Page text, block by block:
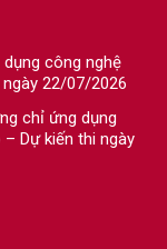
công nghệ
22/07/2026
chỉ ứng dụng
Dự kiến thi ngày